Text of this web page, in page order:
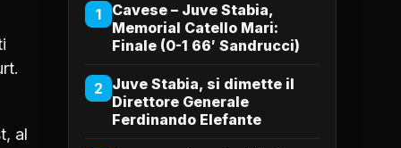
al
1
Cavese – Juve Stabia,
Memorial Catello Mari:
Finale (0-1 66′ Sandrucci)
2 Juve Stabia, si dimette il
Direttore Generale
Ferdinando Elefante